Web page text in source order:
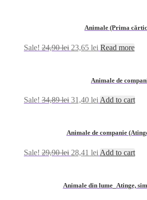
Animale (Prima
Sale! 24,90lei 23,65 lei Read more
Animale de
Sale! 34,89lei 31,40 leiAdd to cart
Animale de companie
Sale! 29,90lei 28,41 lei Add to cart
Animale din lume_Atinge,